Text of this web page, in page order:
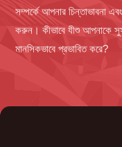
সম্পর্কে আপনার চিন্তাভাবনা
করুন। কীভাবে যীশু আপনাকে
মানসিকভাবে প্রভাবিত করে?